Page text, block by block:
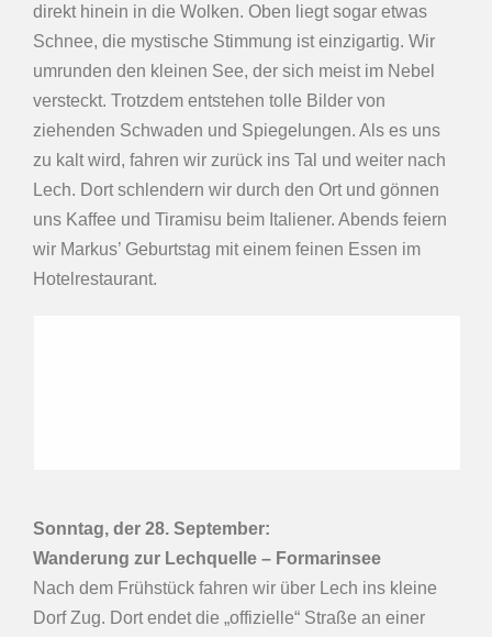
direkt hinein in die Wolken. Oben liegt sogar etwas
Schnee, die mystische Stimmung ist einzigartig. Wir
umrunden den kleinen See, der sich meist im Nebel
versteckt. Trotzdem entstehen tolle Bilder von
ziehenden Schwaden und Spiegelungen. Als es uns
zu kalt wird, fahren wir zurück ins Tal und weiter nach
Lech. Dort schlendern wir durch den Ort und gönnen
uns Kaffee und Tiramisu beim Italiener. Abends feiern
wir Markus’ Geburtstag mit einem feinen Essen im
Hotelrestaurant.
Sonntag, der 28. September:
Wanderung zur Lechquelle – Formarinsee
Nach dem Frühstück fahren wir über Lech ins kleine
Dorf Zug. Dort endet die „offizielle“ Straße an einer